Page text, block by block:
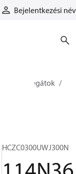
Bejelentkezési név
Aggregátok
HCZC0300UWJ300N